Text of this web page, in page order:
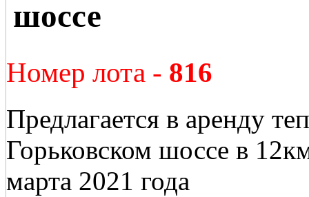
шоссе
Номер лота - 816
Предлагается в аренду
Горьковском шоссе в
марта 2021 года